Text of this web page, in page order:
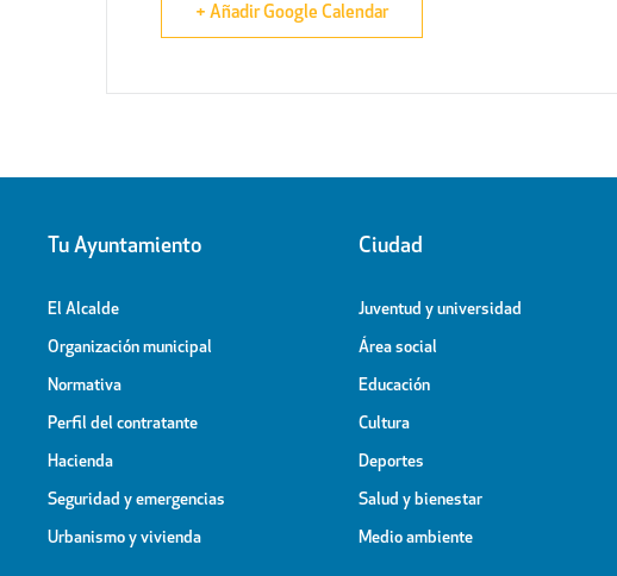
+ Añadir Google Calendar
Tu Ayuntamiento
El Alcalde
Organización municipal
Normativa
Perfil del contratante
Hacienda
Seguridad y emergencias
Urbanismo y vivienda
Ciudad
Juventud y universidad
Área social
Educación
Cultura
Deportes
Salud y bienestar
Medio ambiente